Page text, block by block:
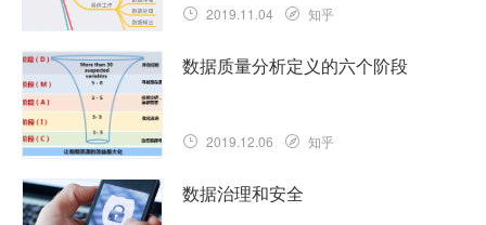
2019.11.04 知乎
数据质量分析定义的六个阶段
2019.12.06 知乎
数据治理和安全